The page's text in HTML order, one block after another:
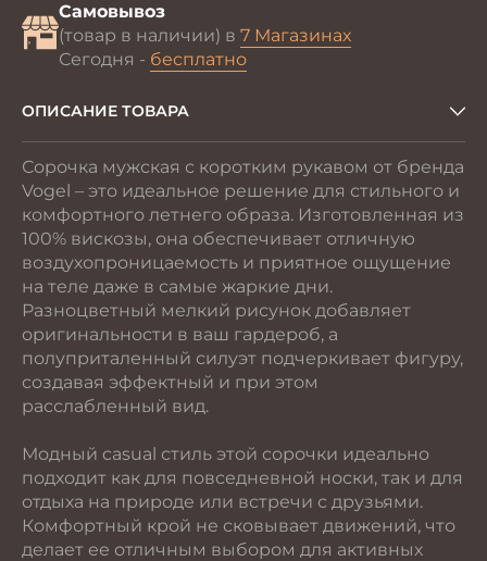
Самовывоз
(товар в наличии) в 7 Магазинах
Сегодня - бесплатно
ОПИСАНИЕ ТОВАРА
Сорочка мужская с коротким рукавом от бренда
Vogel – это идеальное решение для стильного и
комфортного летнего образа. Изготовленная из
100% вискозы, она обеспечивает отличную
воздухопроницаемость и приятное ощущение
на теле даже в самые жаркие дни.
Разноцветный мелкий рисунок добавляет
оригинальности в ваш гардероб, а
полуприталенный силуэт подчеркивает фигуру,
создавая эффектный и при этом
расслабленный вид.
Модный casual стиль этой сорочки идеально
подходит как для повседневной носки, так и для
отдыха на природе или встречи с друзьями.
Комфортный крой не сковывает движений, что
делает ее отличным выбором для активных